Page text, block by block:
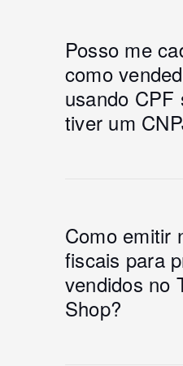
Posso me
como
usando CPF
tiver um
Como emitir
fiscais para
vendidos no
Shop?